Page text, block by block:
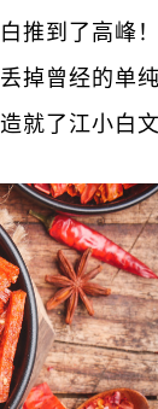
推到了高峰
掉曾经的单
就了江小白文